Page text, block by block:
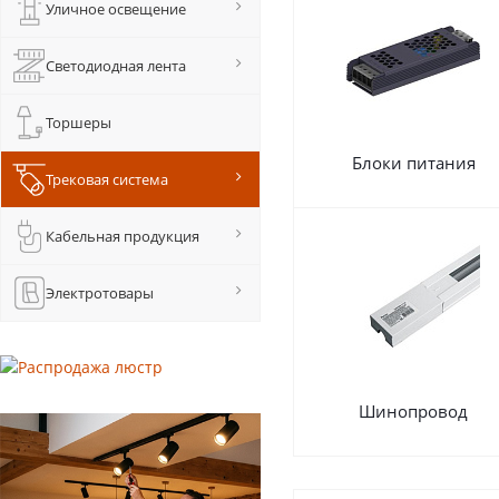
Блоки питания
Шинопровод
Уличное освещение
Светодиодная лента
Торшеры
Трековая система
Кабельная продукция
Электротовары